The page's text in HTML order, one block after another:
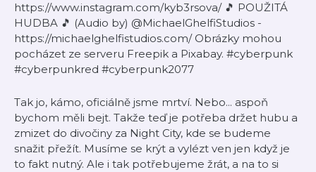
https://www.instagram.com/kyb3rsova/ 🎵 POUŽITÁ
HUDBA 🎵 (Audio by) @MichaelGhelfiStudios -
https://michaelghelfistudios.com/ Obrázky mohou
pocházet ze serveru Freepik a Pixabay. #cyberpunk
#cyberpunkred #cyberpunk2077
Tak jo, kámo, oficiálně jsme mrtví. Nebo... aspoň
bychom měli bejt. Takže teď je potřeba držet hubu a
zmizet do divočiny za Night City, kde se budeme
snažit přežít. Musíme se krýt a vylézt ven jen když je
to fakt nutný. Ale i tak potřebujeme žrát, a na to si